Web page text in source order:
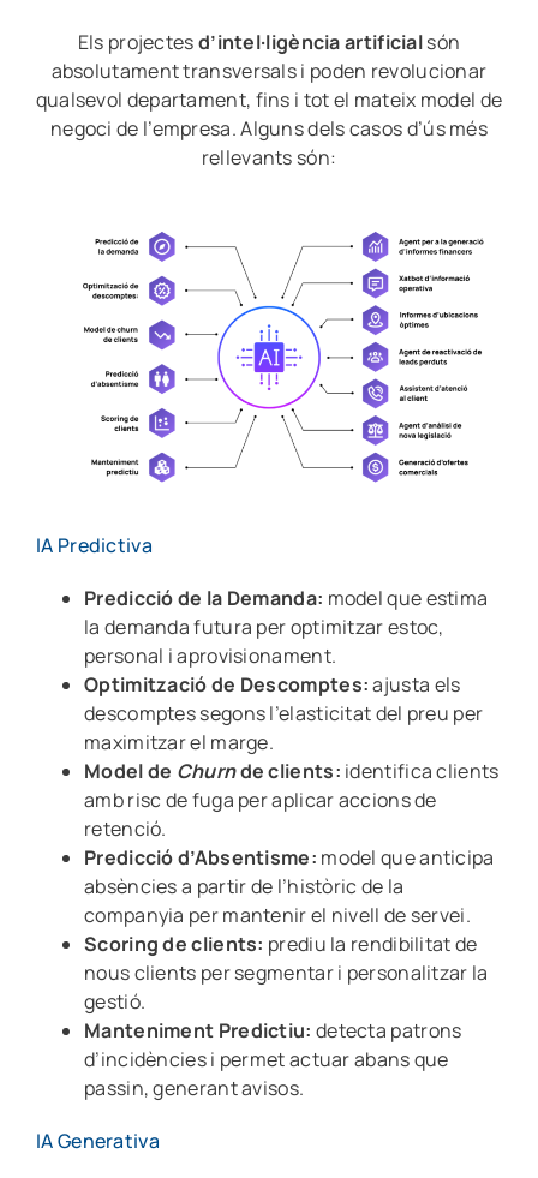
Els projectesd’intel·ligència artificialsón
absolutament transversals i poden revolucionar
qualsevol departament, fins i tot el mateix model de
negoci de l’empresa. Alguns dels casos d’ús més
rellevants són:
IA Predictiva
Predicció de la Demanda: model que estima
la demanda futura per optimitzar estoc,
personal i aprovisionament.
Optimització de Descomptes:ajusta els
descomptes segons l’elasticitat del preu per
maximitzar el marge.
Model de Churnde clients: identifica clients
amb risc de fuga per aplicar accions de
retenció.
Predicció d’Absentisme: model que anticipa
absències a partir de l’històric de la
companyia per mantenir el nivell de servei.
Scoring de clients: prediu la rendibilitat de
nous clients per segmentar i personalitzar la
gestió.
Manteniment Predictiu: detecta patrons
d’incidències i permet actuar abans que
passin, generant avisos.
IA Generativa